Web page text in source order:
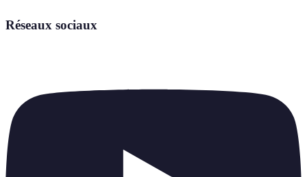
Réseaux sociaux